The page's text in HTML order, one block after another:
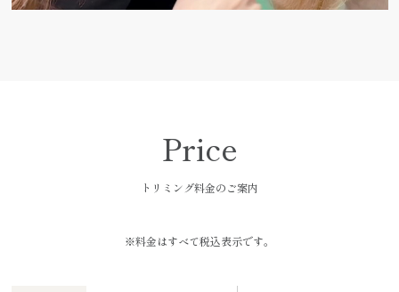
Price
トリミング料金のご案内
※料金はすべて税込表示です。